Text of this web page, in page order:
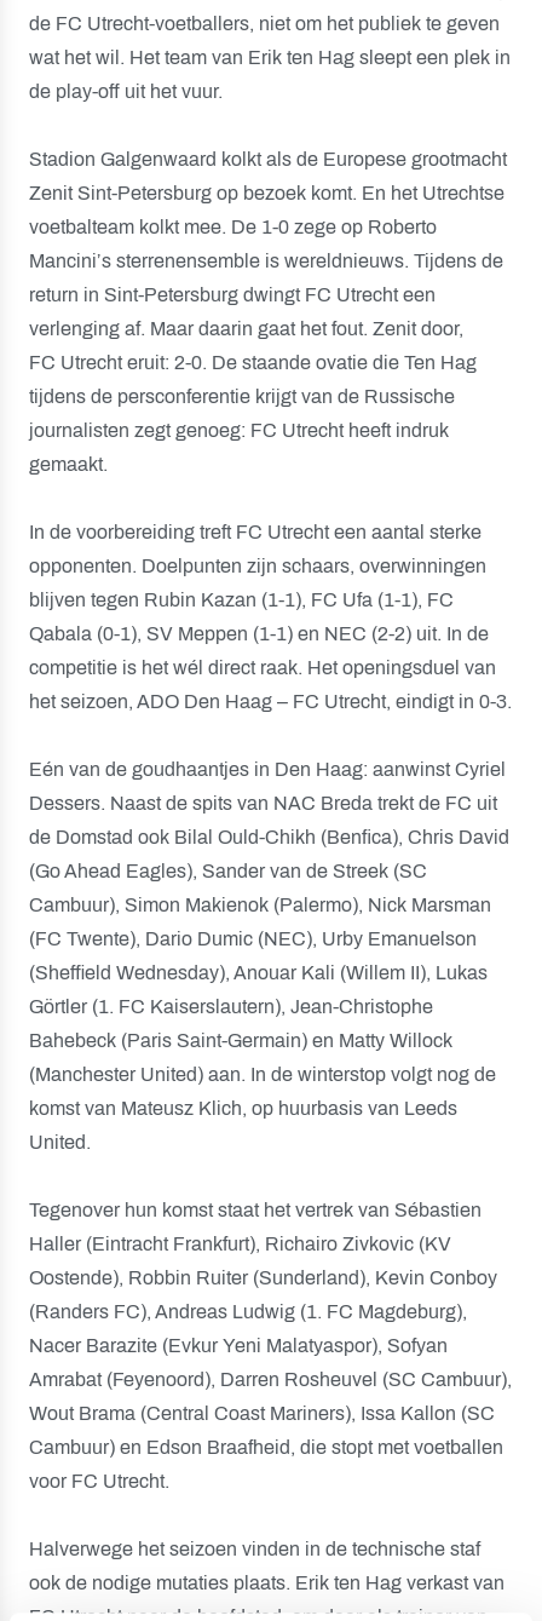
de FC Utrecht-voetballers, niet om het publiek te geven
wat het wil. Het team van Erik ten Hag sleept een plek in
de play-off uit het vuur.
Stadion Galgenwaard kolkt als de Europese grootmacht
Zenit Sint-Petersburg op bezoek komt. En het Utrechtse
voetbalteam kolkt mee. De 1-0 zege op Roberto
Mancini’s sterrenensemble is wereldnieuws. Tijdens de
return in Sint-Petersburg dwingt FC Utrecht een
verlenging af. Maar daarin gaat het fout. Zenit door,
FC Utrecht eruit: 2-0. De staande ovatie die Ten Hag
tijdens de persconferentie krijgt van de Russische
journalisten zegt genoeg: FC Utrecht heeft indruk
gemaakt.
In de voorbereiding treft FC Utrecht een aantal sterke
opponenten. Doelpunten zijn schaars, overwinningen
blijven tegen Rubin Kazan (1-1), FC Ufa (1-1), FC
Qabala (0-1), SV Meppen (1-1) en NEC (2-2) uit. In de
competitie is het wél direct raak. Het openingsduel van
het seizoen, ADO Den Haag – FC Utrecht, eindigt in 0-3.
Eén van de goudhaantjes in Den Haag: aanwinst Cyriel
Dessers. Naast de spits van NAC Breda trekt de FC uit
de Domstad ook Bilal Ould-Chikh (Benfica), Chris David
(Go Ahead Eagles), Sander van de Streek (SC
Cambuur), Simon Makienok (Palermo), Nick Marsman
(FC Twente), Dario Dumic (NEC), Urby Emanuelson
(Sheffield Wednesday), Anouar Kali (Willem II), Lukas
Görtler (1. FC Kaiserslautern), Jean-Christophe
Bahebeck (Paris Saint-Germain) en Matty Willock
(Manchester United) aan. In de winterstop volgt nog de
komst van Mateusz Klich, op huurbasis van Leeds
United.
Tegenover hun komst staat het vertrek van Sébastien
Haller (Eintracht Frankfurt), Richairo Zivkovic (KV
Oostende), Robbin Ruiter (Sunderland), Kevin Conboy
(Randers FC), Andreas Ludwig (1. FC Magdeburg),
Nacer Barazite (Evkur Yeni Malatyaspor), Sofyan
Amrabat (Feyenoord), Darren Rosheuvel (SC Cambuur),
Wout Brama (Central Coast Mariners), Issa Kallon (SC
Cambuur) en Edson Braafheid, die stopt met voetballen
voor FC Utrecht.
Halverwege het seizoen vinden in de technische staf
ook de nodige mutaties plaats. Erik ten Hag verkast van
FC Utrecht naar de hoofdstad, om daar als trainer van